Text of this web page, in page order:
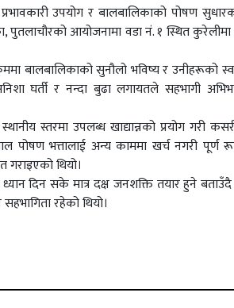
उपयोग र बालबालिकाको पोषण
आयोजनामा वडा नं. १ स्थित कुरेलीमा
बालबालिकाको सुनौलो भविष्य र उनीहरूको
घर्ती र नन्दा बुढा लगायतले सहभागी
स्तरमा उपलब्ध खाद्यान्नको प्रयोग गरी
पोषण भत्तालाई अन्य काममा खर्च नगरी
थियो।
दिन सके मात्र दक्ष जनशक्ति तयार हुने
रहेको थियो।